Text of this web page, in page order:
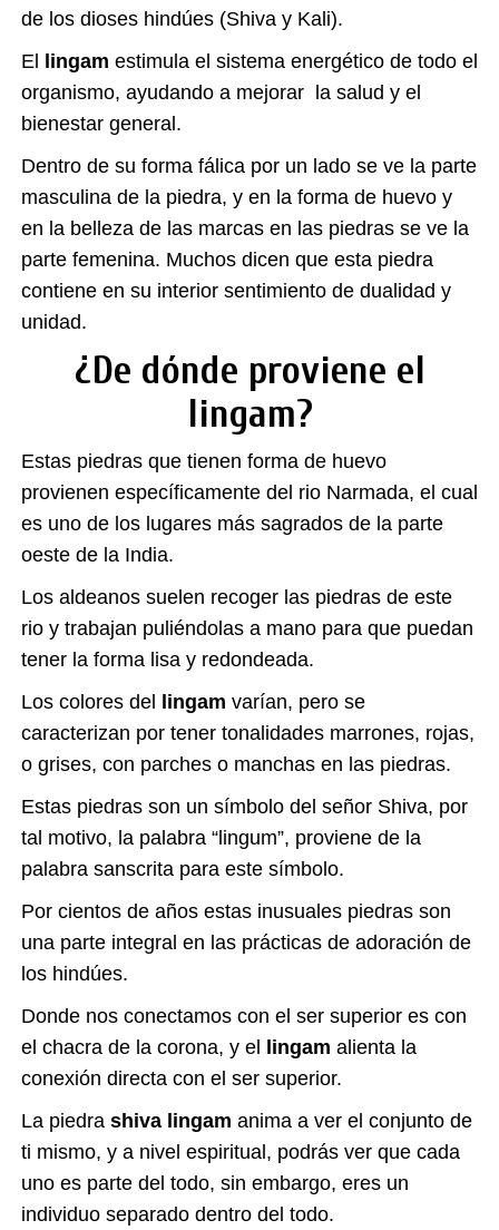
de los dioses hindúes (Shiva y Kali).
El
lingam estimula el sistema energético de todo el
organismo, ayudando a mejorar la salud y el
bienestar general.
Dentro de su forma fálica por un lado se ve la parte
masculina de la piedra, y en la forma de huevo y
en la belleza de las marcas en las piedras se ve la
parte femenina. Muchos dicen que esta piedra
contiene en su interior sentimiento de dualidad y
unidad.
¿De dónde proviene el
lingam?
Estas piedras que tienen forma de huevo
provienen específicamente del rio Narmada, el cual
es uno de los lugares más sagrados de la parte
oeste de la India.
Los aldeanos suelen recoger las piedras de este
rio y trabajan puliéndolas a mano para que puedan
tener la forma lisa y redondeada.
Los colores del
lingam varían, pero se
caracterizan por tener tonalidades marrones, rojas,
o grises, con parches o manchas en las piedras.
Estas piedras son un símbolo del señor Shiva, por
tal motivo, la palabra “lingum”, proviene de la
palabra sanscrita para este símbolo.
Por cientos de años estas inusuales piedras son
una parte integral en las prácticas de adoración de
los hindúes.
Donde nos conectamos con el ser superior es con
el chacra de la corona, y el
lingam alienta la
conexión directa con el ser superior.
La piedra shiva lingam anima a ver el conjunto de
ti mismo, y a nivel espiritual, podrás ver que cada
uno es parte del todo, sin embargo, eres un
individuo separado dentro del todo.